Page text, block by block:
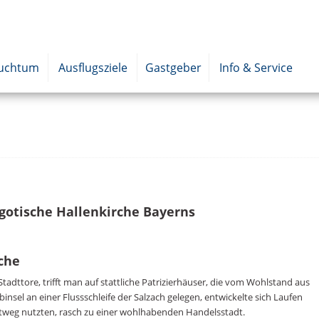
Ausflugsziele Gastgeber Info & Service
Hallenkirche Bayerns
trifft man auf stattliche Patrizierhäuser, die vom Wohlstand aus
an einer Flussschleife der Salzach gelegen, entwickelte sich Laufen
nutzten, rasch zu einer wohlhabenden Handelsstadt.